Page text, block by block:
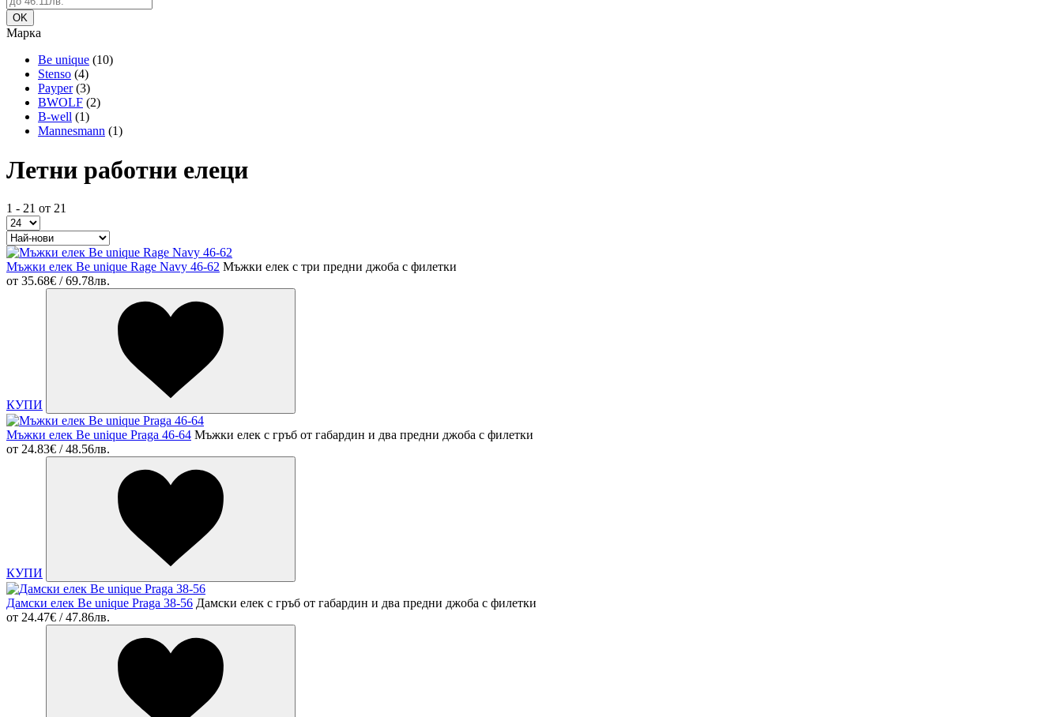
Марка
Be unique (10)
Stenso (4)
Payper (3)
BWOLF (2)
B-well (1)
Mannesmann (1)
Летни работни елеци
1 - 21 от 21
Мъжки елек Be unique Rage Navy 46-62 Мъжки елек с три предни джоба с филетки
от 35.68€ / 69.78лв.
КУПИ
Мъжки елек Be unique Praga 46-64 Мъжки елек с гръб от габардин и два предни джоба с филетки
от 24.83€ / 48.56лв.
КУПИ
Дамски елек Be unique Praga 38-56 Дамски елек с гръб от габардин и два предни джоба с филетки
от 24.47€ / 47.86лв.